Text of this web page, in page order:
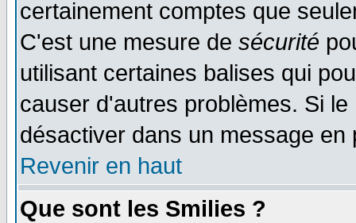
certainement comptes que
C'est une mesure de sécurité
utilisant certaines balises qui
causer d'autres problèmes. Si
désactiver dans un message
Revenir en haut
Que sont les Smilies ?